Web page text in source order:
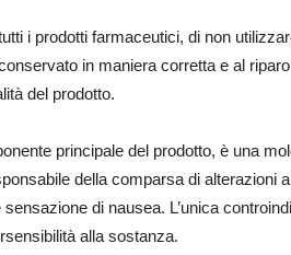
i prodotti farmaceutici, di non
in maniera corretta e al
del prodotto.
principale del prodotto, è una
della comparsa di alterazioni
di nausea. L’unica
alla sostanza.